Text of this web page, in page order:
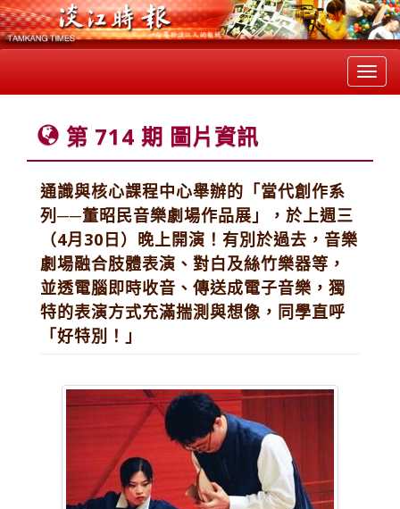
第 714 期 圖片資訊
通識與核心課程中心舉辦的「當代創作系
列──董昭民音樂劇場作品展」，於上週三
（4月30日）晚上開演！有別於過去，音樂
劇場融合肢體表演、對白及絲竹樂器等，
並透電腦即時收音、傳送成電子音樂，獨
特的表演方式充滿揣測與想像，同學直呼
「好特別！」